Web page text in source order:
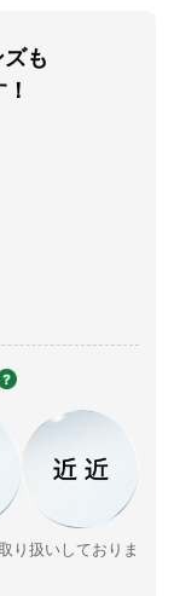
も
り扱いしておりま